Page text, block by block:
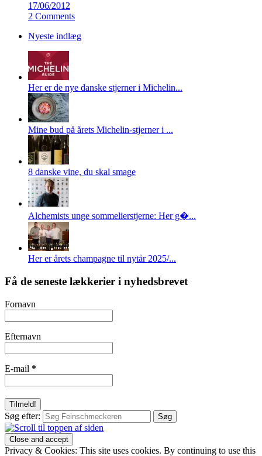
17/06/2012
2 Comments
Nyeste indlæg
Her er de nye danske stjerner i Michelin...
Mine bud på årets Michelin-stjerner i ...
8 danske vine, du skal smage
Alchemists unge sommelierstjerne: Her g�...
Her er årets champagne til nytår 2025/...
Få de seneste lækkerier i nyhedsbrevet
Fornavn
Efternavn
E-mail *
Søg efter:
Privacy & Cookies: This site uses cookies. By continuing to use this